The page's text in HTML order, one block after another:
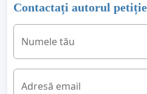
Contactați autorul
Numele tău
Adresă email